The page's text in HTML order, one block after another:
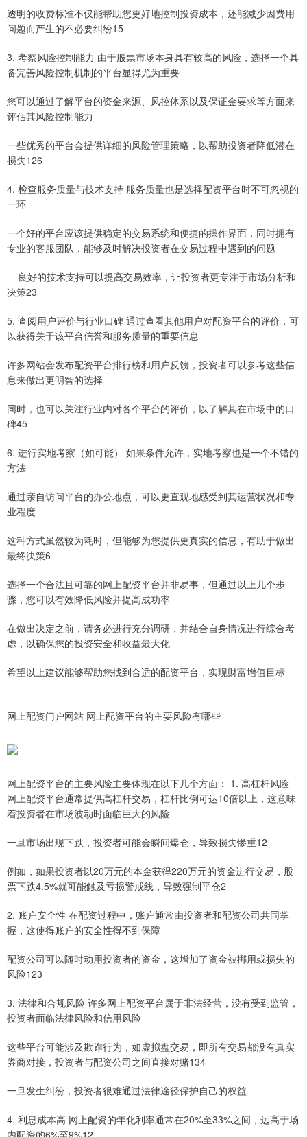
透明的收费标准不仅能帮助您更好地控制投资成本，还能减少因费用
问题而产生的不必要纠纷15
3. 考察风险控制能力 由于股票市场本身具有较高的风险，选择一个具
备完善风险控制机制的平台显得尤为重要
您可以通过了解平台的资金来源、风控体系以及保证金要求等方面来
评估其风险控制能力
一些优秀的平台会提供详细的风险管理策略，以帮助投资者降低潜在
损失126
4. 检查服务质量与技术支持 服务质量也是选择配资平台时不可忽视的
一环
一个好的平台应该提供稳定的交易系统和便捷的操作界面，同时拥有
专业的客服团队，能够及时解决投资者在交易过程中遇到的问题
良好的技术支持可以提高交易效率，让投资者更专注于市场分析和
决策23
5. 查阅用户评价与行业口碑 通过查看其他用户对配资平台的评价，可
以获得关于该平台信誉和服务质量的重要信息
许多网站会发布配资平台排行榜和用户反馈，投资者可以参考这些信
息来做出更明智的选择
同时，也可以关注行业内对各个平台的评价，以了解其在市场中的口
碑45
6. 进行实地考察（如可能） 如果条件允许，实地考察也是一个不错的
方法
通过亲自访问平台的办公地点，可以更直观地感受到其运营状况和专
业程度
这种方式虽然较为耗时，但能够为您提供更真实的信息，有助于做出
最终决策6
选择一个合法且可靠的网上配资平台并非易事，但通过以上几个步
骤，您可以有效降低风险并提高成功率
在做出决定之前，请务必进行充分调研，并结合自身情况进行综合考
虑，以确保您的投资安全和收益最大化
希望以上建议能够帮助您找到合适的配资平台，实现财富增值目标
网上配资门户网站 网上配资平台的主要风险有哪些
网上配资平台的主要风险主要体现在以下几个方面： 1. 高杠杆风险
网上配资平台通常提供高杠杆交易，杠杆比例可达10倍以上，这意味
着投资者在市场波动时面临巨大的风险
一旦市场出现下跌，投资者可能会瞬间爆仓，导致损失惨重12
例如，如果投资者以20万元的本金获得220万元的资金进行交易，股
票下跌4.5%就可能触及亏损警戒线，导致强制平仓2
2. 账户安全性 在配资过程中，账户通常由投资者和配资公司共同掌
握，这使得账户的安全性得不到保障
配资公司可以随时动用投资者的资金，这增加了资金被挪用或损失的
风险123
3. 法律和合规风险 许多网上配资平台属于非法经营，没有受到监管，
投资者面临法律风险和信用风险
这些平台可能涉及欺诈行为，如虚拟盘交易，即所有交易都没有真实
券商对接，投资者与配资公司之间直接对赌134
一旦发生纠纷，投资者很难通过法律途径保护自己的权益
4. 利息成本高 网上配资的年化利率通常在20%至33%之间，远高于场
内配资的6%至9%12